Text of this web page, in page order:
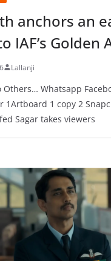
anchors an
IAF’s Golden
Lallanji
Others… Whatsapp
1Artboard 1 copy 2
Sagar takes viewers